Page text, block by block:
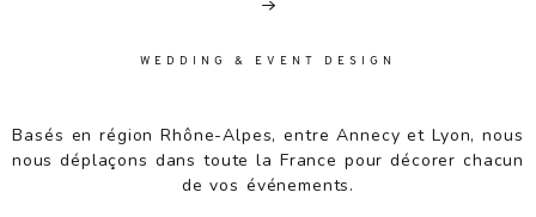
WEDDING & EVENT DESIGN
Basés en région Rhône-Alpes, entre Annecy et Lyon, nous
nous déplaçons dans toute la France pour décorer chacun
de vos événements.